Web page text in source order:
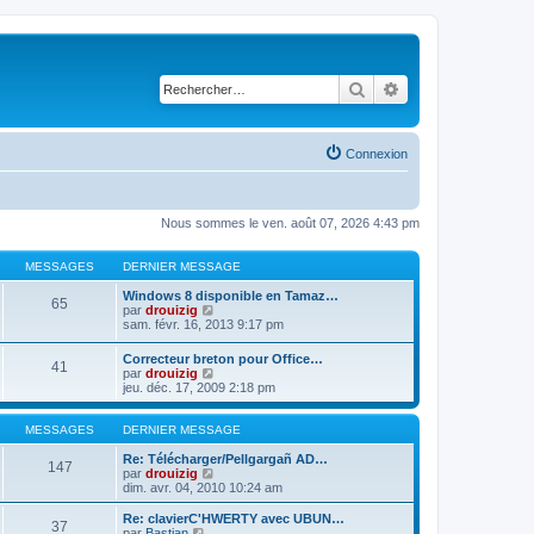
Rechercher
Connexion
Nous sommes le ven. août 07, 2026 4:43 pm
MESSAGES DERNIER MESSAGE
65
Windows 8 disponible en Tamaz…
par drouizig
o
u
l
t
e
r
l
d
e
r
n
i
sam. févr. 16, 2013 9:17 pm
41
Correcteur breton pour Office…
par drouizig
o
n
s
u
l
t
r
l
e
jeu. déc. 17, 2009 2:18 pm
MESSAGES DERNIER MESSAGE
147
Re: Télécharger/Pellgargañ AD…
par drouizig
o
n
s
dim. avr. 04, 2010 10:24 am
37
Re: clavierC'HWERTY avec UBUN…